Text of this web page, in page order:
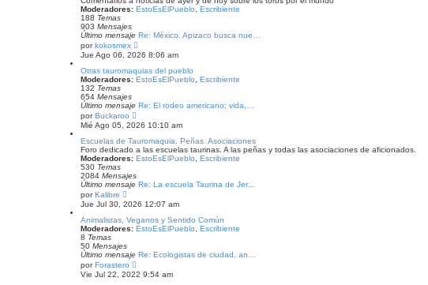
a
t
o
e
n
s
a
Moderadores: EstoEsElPueblo
Escribiente
188 Temas
903 Mensajes
Último mensaje Re: México. Apizaco busca nue…
porkokosmex
e
r
ú
l
m
m
e
n
s
a
Jue Ago 06, 2026 8:06 am
Otras tauromaquias del pueblo
Moderadores: EstoEsElPueblo
Escribiente
132 Temas
654 Mensajes
Último mensaje Re: El rodeo americano: vida,…
porBuckaroo
e
r
ú
l
t
m
o
e
n
s
a
Mié Ago 05, 2026 10:10 am
Escuelas de Tauromaquia. Peñas. Asociaciones
Foro dedicado a las escuelas taurinas. A las peñas y todas las asociaciones de aficionados.
Moderadores: EstoEsElPueblo
Escribiente
530 Temas
2084 Mensajes
Último mensaje Re: La escuela Taurina de Jer…
porKalibre
e
r
ú
l
i
m
o
m
e
Jue Jul 30, 2026 12:07 am
Animalistas, Veganos y Sentido Común
Moderadores: EstoEsElPueblo
Escribiente
8 Temas
50 Mensajes
Último mensaje Re: Ecologistas de ciudad, an…
porForastero
e
r
Vie Jul 22, 2022 9:54 am